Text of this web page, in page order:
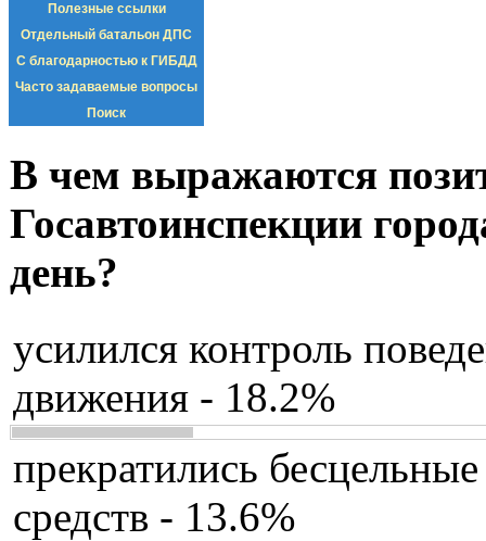
Полезные ссылки
Отдельный батальон ДПС
С благодарностью к ГИБДД
Часто задаваемые вопросы
Поиск
В чем выражаются
Госавтоинспекции
день?
усилился контроль
движения - 18.2%
прекратились
средств - 13.6%